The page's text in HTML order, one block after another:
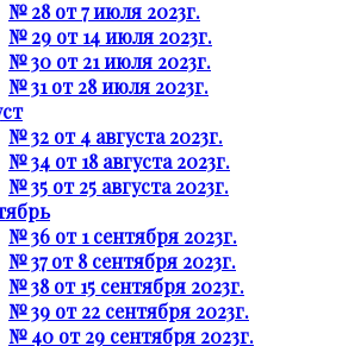
№ 28 от 7 июля 2023г.
№ 29 от 14 июля 2023г.
№ 30 от 21 июля 2023г.
№ 31 от 28 июля 2023г.
№ 32 от 4 августа 2023г.
№ 34 от 18 августа 2023г.
№ 35 от 25 августа 2023г.
№ 36 от 1 сентября 2023г.
№ 37 от 8 сентября 2023г.
№ 38 от 15 сентября 2023г.
№ 39 от 22 сентября 2023г.
№ 40 от 29 сентября 2023г.